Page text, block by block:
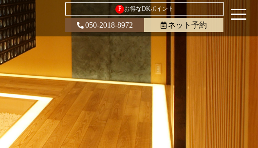
P お得なDKポイント
050-2018-8972 ネット予約